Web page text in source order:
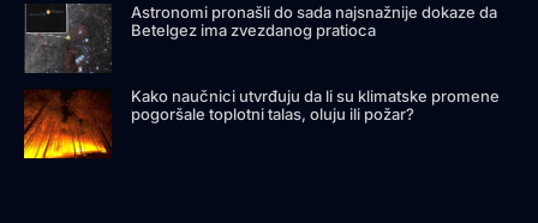
Astronomi pronašli do sada najsnažnije dokaze da
Betelgez ima zvezdanog pratioca
Kako naučnici utvrđuju da li su klimatske promene
pogoršale toplotni talas, oluju ili požar?